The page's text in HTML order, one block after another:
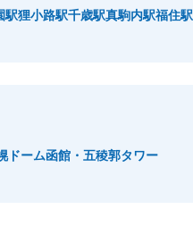
駅狸小路駅千歳駅真駒内駅福住駅
ドーム函館・五稜郭タワー